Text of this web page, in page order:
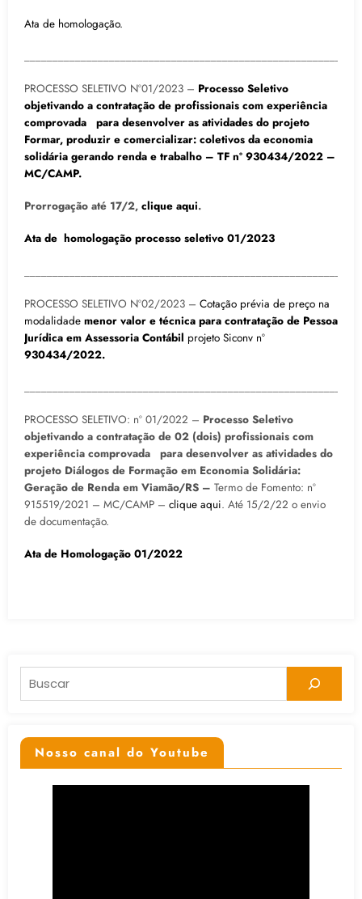
Ata de homologação.
PROCESSO SELETIVO Nº01/2023 – Processo Seletivo
objetivando a contratação de profissionais com experiência
comprovada para desenvolver as atividades do projeto
Formar, produzir e comercializar: coletivos da economia
solidária gerando renda e trabalho – TF nº 930434/2022 –
MC/CAMP.
Prorrogação até 17/2, clique aqui.
Ata de homologação processo seletivo 01/2023
PROCESSO SELETIVO Nº02/2023 – Cotação prévia de preço na
modalidade menor valor e técnica para contratação de Pessoa
Jurídica em Assessoria Contábil projeto Siconv nº
930434/2022.
PROCESSO SELETIVO: nº 01/2022 – Processo Seletivo
objetivando a contratação de 02 (dois) profissionais com
experiência comprovada para desenvolver as atividades do
projeto Diálogos de Formação em Economia Solidária:
Geração de Renda em Viamão/RS – Termo de Fomento: nº
915519/2021 – MC/CAMP – clique aqui. Até 15/2/22 o envio
de documentação.
Ata de Homologação 01/2022
Pesquisar
Nosso canal do Youtube